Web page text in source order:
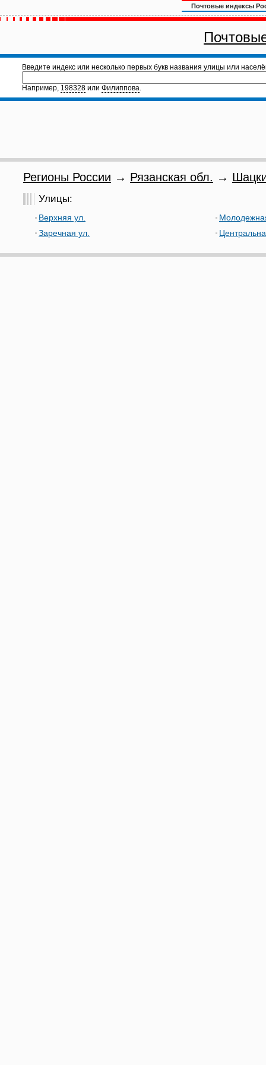
Почтовые индексы
Введите индекс или несколько первых букв названия улицы или
Например, 198328 или Филиппова.
Регионы России → Рязанская обл. →
Улицы:
Верхняя ул.
Заречная ул.